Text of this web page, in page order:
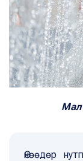
Өнөөдөр